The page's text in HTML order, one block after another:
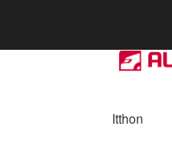
Ugrás
a
Kilépés
a
Itthon